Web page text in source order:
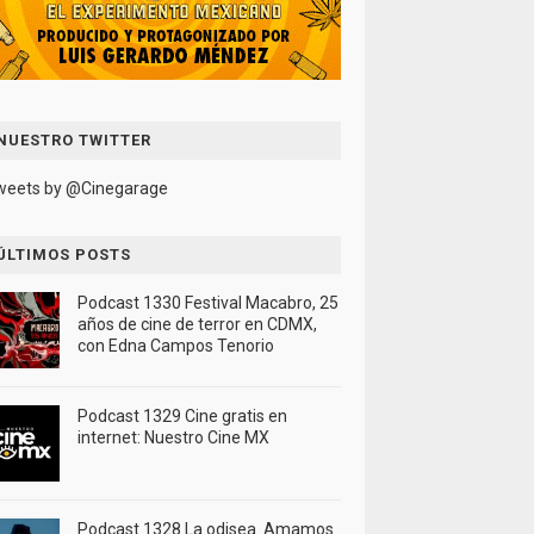
TWITTER
by @Cinegarage
POSTS
Podcast 1330 Festival Macabro, 25
años de cine de terror en CDMX,
con Edna Campos Tenorio
Podcast 1329 Cine gratis en
internet: Nuestro Cine MX
Podcast 1328 La odisea. Amamos